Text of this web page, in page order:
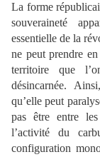
La forme
souveraineté
essentielle de la
ne peut prendre
territoire que
désincarnée.
qu’elle peut
pas être entre
l’activité du
configuration